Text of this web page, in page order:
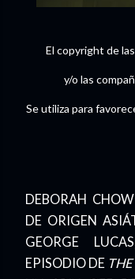
El copyright de
y/o las
Se utiliza para
DEBORAH
DE ORIGEN
GEORGE
EPISODIO DE